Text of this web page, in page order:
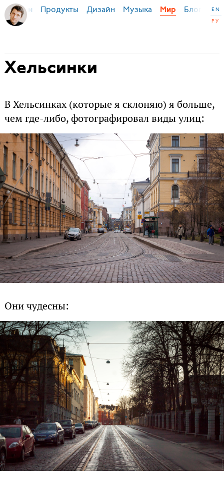
Бирман Продукты Дизайн Музыка Мир Блог
EN
РУ
Хельсинки
В Хельсинках (которые я склоняю) я больше,
чем где-либо, фотографировал виды улиц:
Они чудесны: